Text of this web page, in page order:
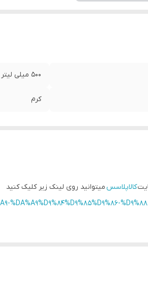
500 میلی لیتر
کرم
کالاپلاسسمیتوانید روی لینک زیر کلیک کنید